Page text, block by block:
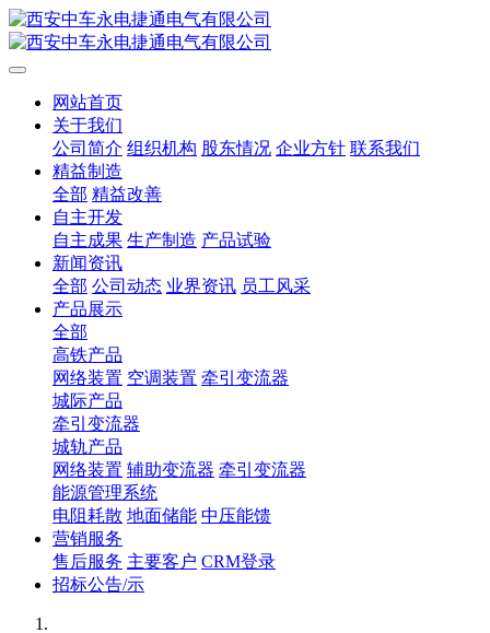
网站首页
关于我们
公司简介 组织机构 股东情况 企业方针 联系我们
精益制造
全部 精益改善
自主开发
自主成果 生产制造 产品试验
新闻资讯
全部 公司动态 业界资讯 员工风采
产品展示
全部
高铁产品
网络装置 空调装置 牵引变流器
城际产品
牵引变流器
城轨产品
网络装置 辅助变流器 牵引变流器
能源管理系统
电阻耗散 地面储能 中压能馈
营销服务
售后服务 主要客户 CRM登录
招标公告/示